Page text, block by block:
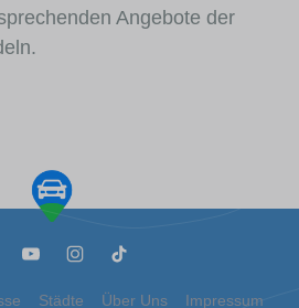
Angebote der
Städte Über Uns Impressum